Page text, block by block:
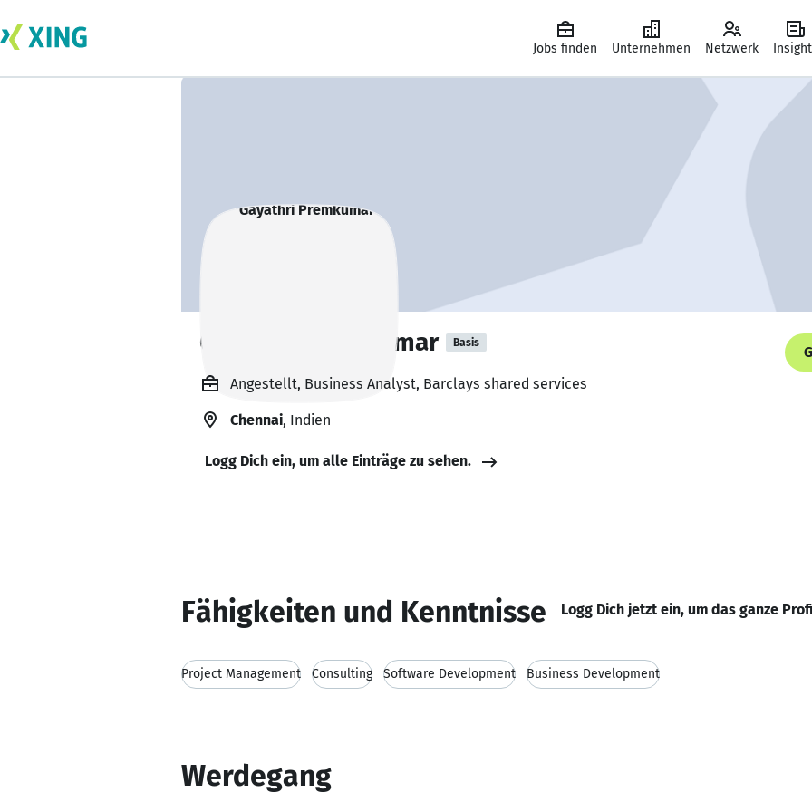
Jobs finden Unternehmen Netzwerk
Gayathri Premkumar Basis
Angestellt, Business Analyst, Barclays shared services
Chennai, Indien
Logg Dich ein, um alle Einträge zu sehen.
Fähigkeiten und Kenntnisse Logg Dich jetzt ein, um das ganze
Project Management Consulting Software Development Business Development
Werdegang